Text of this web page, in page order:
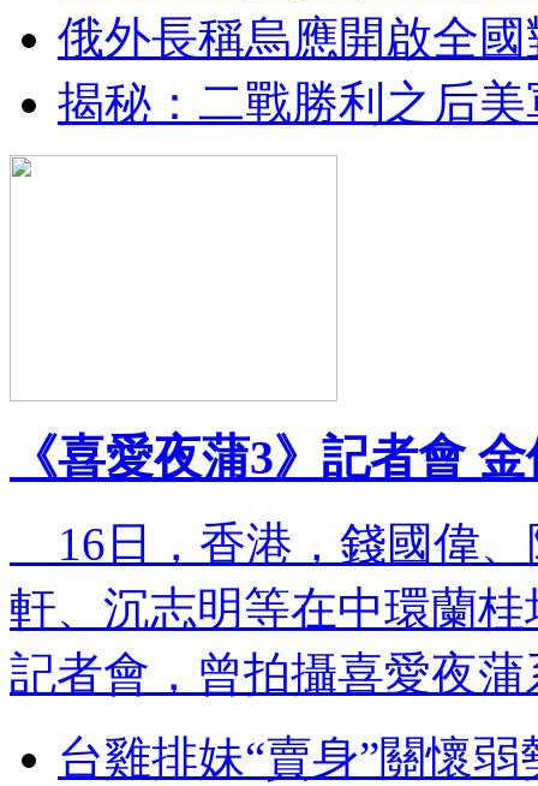
俄外長稱烏應開啟全
揭秘：二戰勝利之后
《喜愛夜蒲3》記者會
16日，香港，錢國偉
軒、沉志明等在中環蘭
記者會，曾拍攝喜愛夜
台雞排妹“賣身”關懷